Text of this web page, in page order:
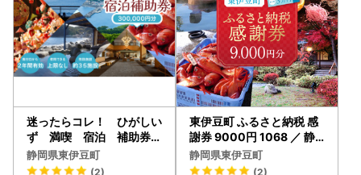
迷ったらコレ！ ひがしい
ず 満喫 宿泊 補助券
（30万円分）K001／静岡
県 東伊豆町
静岡県東伊豆町
(2)
東伊豆町 ふるさと納税 感
謝券 9000円 1068 ／ 静
岡県 旅行 宿泊 食事 観光
チケット クーポン 補助 リ
静岡県東伊豆町
(2)